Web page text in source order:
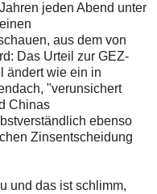
jeden Abend unter
aus dem von
Das Urteil zur GEZ-
ändert wie ein in
"verunsichert
Chinas
ebenso
Zinsentscheidung
und das ist schlimm,